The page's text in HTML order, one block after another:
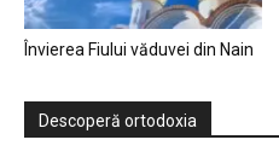
Învierea Fiului văduvei din Nain
Descoperă ortodoxia